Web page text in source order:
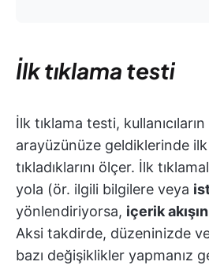
İlk tıklama testi
İlk tıklama testi,
arayüzünüze geldiklerinde
tıkladıklarını ölçer. İlk
yola (ör. ilgili bilgilere veya
yönlendiriyorsa, içerik
Aksi takdirde, düzeninizde
bazı değişiklikler yapmanız